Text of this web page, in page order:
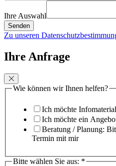
Ihre Auswahl
Senden
Zu unseren
Ihre Anfrage
Wie können wir Ihnen helfen?
Ich möchte Infomaterial
Ich möchte ein
Beratung / Planung:
Termin mit mir
Bitte wählen Sie aus: *